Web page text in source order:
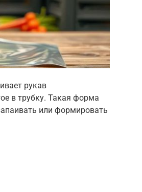
рукав
в трубку. Такая форма
или формировать